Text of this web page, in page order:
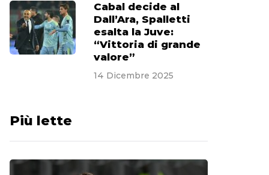
Cabal decide al
Dall’Ara, Spalletti
esalta la Juve:
“Vittoria di grande
valore”
14 Dicembre 2025
Più lette